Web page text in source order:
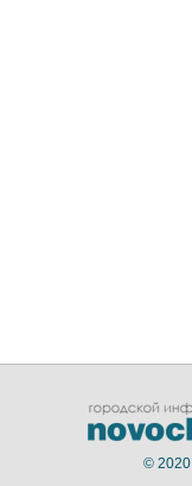
© 2020